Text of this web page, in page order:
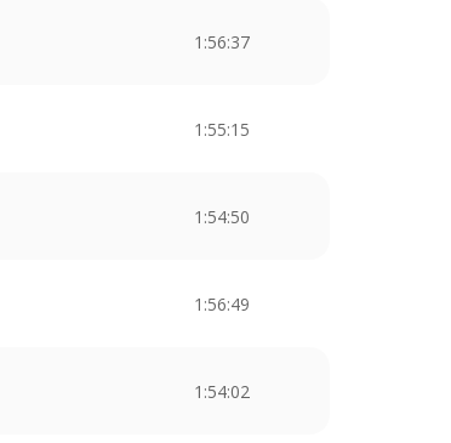
1:56:37
1:55:15
1:54:50
1:56:49
1:54:02